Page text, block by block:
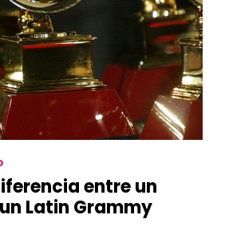
entre un
Latin Grammy